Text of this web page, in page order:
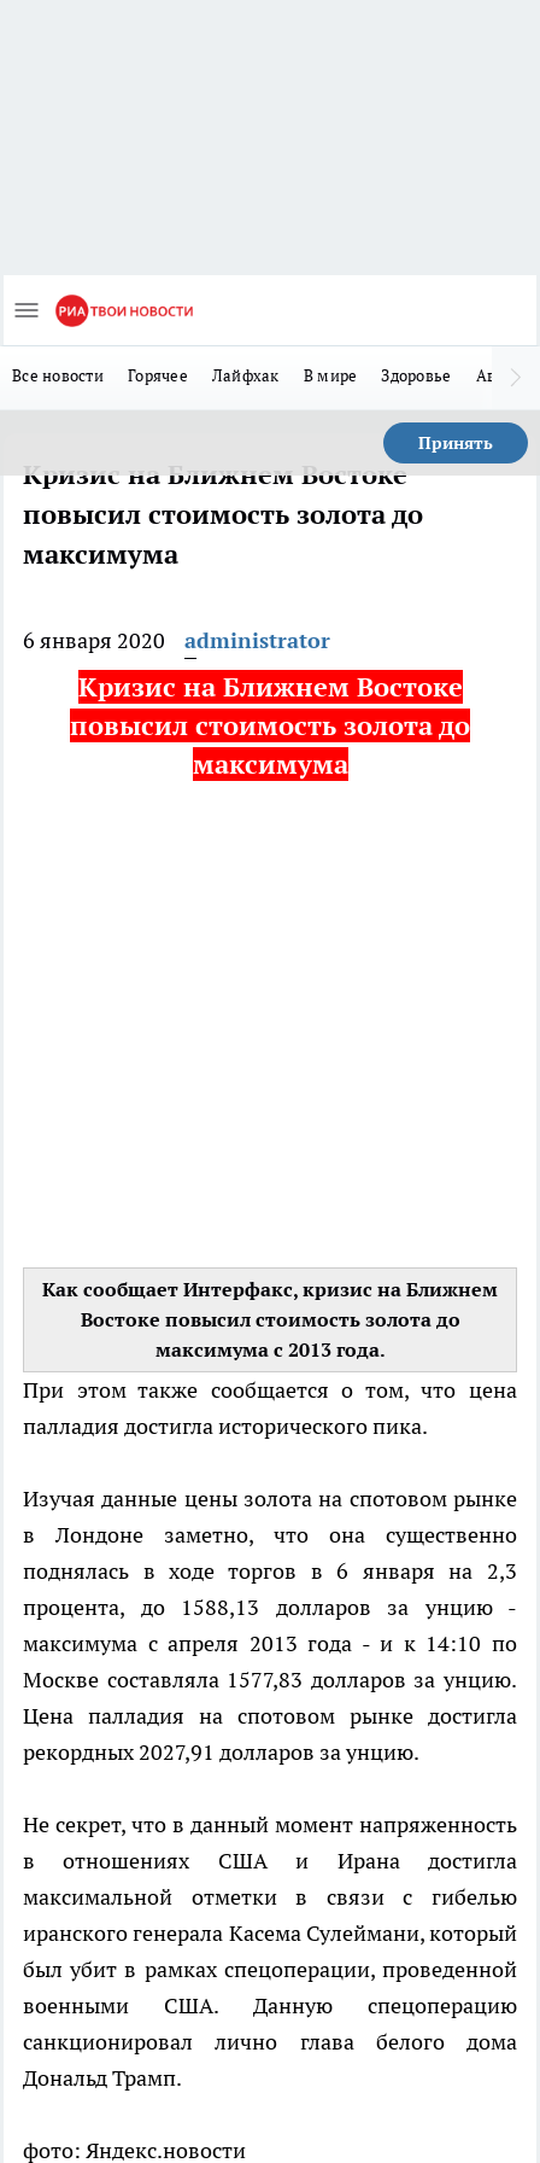
Все новости Горячее Лайфхак В мире Здоровье Авто
Принять
Кризис на Ближнем Востоке
повысил стоимость золота до
максимума
6 января 2020 administrator
Кризис на Ближнем Востоке
повысил стоимость золота до
максимума
Как сообщает Интерфакс, кризис на Ближнем
Востоке повысил стоимость золота до
максимума с 2013 года.
При этом также сообщается о том, что цена
палладия достигла исторического пика.
Изучая данные цены золота на спотовом рынке
в Лондоне заметно, что она существенно
поднялась в ходе торгов в 6 января на 2,3
процента, до 1588,13 долларов за унцию -
максимума с апреля 2013 года - и к 14:10 по
Москве составляла 1577,83 долларов за унцию.
Цена палладия на спотовом рынке достигла
рекордных 2027,91 долларов за унцию.
Не секрет, что в данный момент напряженность
в отношениях США и Ирана достигла
максимальной отметки в связи с гибелью
иранского генерала Касема Сулеймани, который
был убит в рамках спецоперации, проведенной
военными США. Данную спецоперацию
санкционировал лично глава белого дома
Дональд Трамп.
фото: Яндекс.новости